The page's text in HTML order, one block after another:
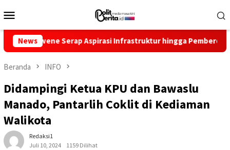
ke
Mobile
News
Serap Aspirasi Infrastruktur hingga Pemberdayaan Ekonomi
Beranda INFO
Didampingi Ketua KPU dan Bawaslu
Manado, Pantarlih Coklit di Kediaman
Walikota
Redaksi1
Juli 10, 2024
1159 Dilihat